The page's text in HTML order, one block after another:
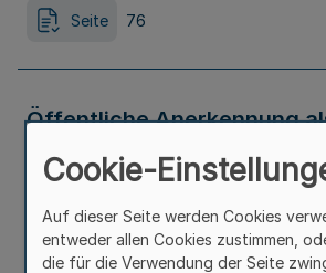
Seite 76
Öffentliche Anerkennung
freien Jugendhilfe Bek. d.
für Schule, Jugend und
10.12.2003 - 324-
Cookie-
Auf dieser Seite werden Cookies
entweder allen Cookies zustimmen,
die für die Verwendung der Seite